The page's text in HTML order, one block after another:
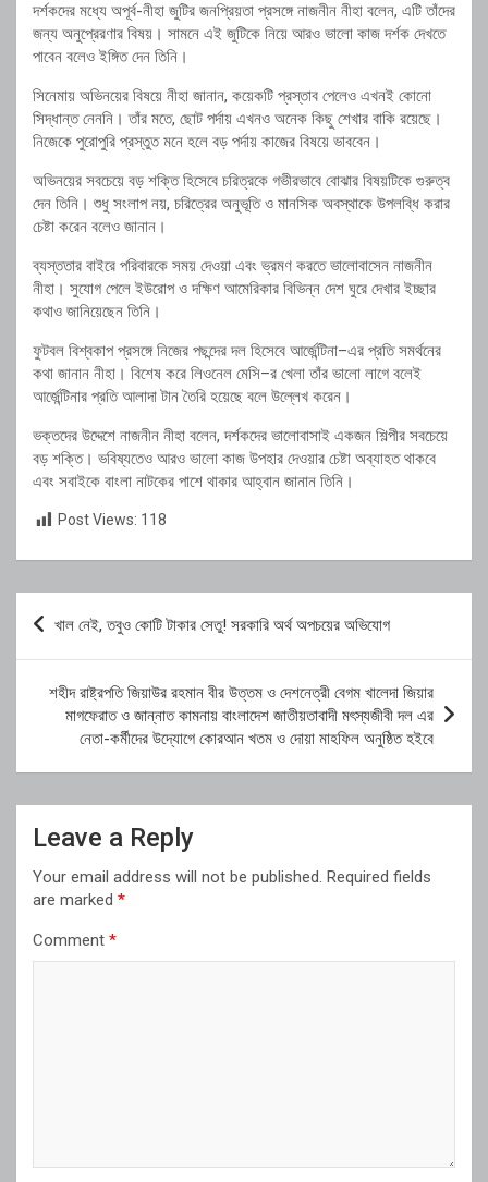
দর্শকদের মধ্যে অপূর্ব-নীহা জুটির জনপ্রিয়তা প্রসঙ্গে নাজনীন নীহা বলেন, এটি তাঁদের
জন্য অনুপ্রেরণার বিষয়। সামনে এই জুটিকে নিয়ে আরও ভালো কাজ দর্শক দেখতে
পাবেন বলেও ইঙ্গিত দেন তিনি।
সিনেমায় অভিনয়ের বিষয়ে নীহা জানান, কয়েকটি প্রস্তাব পেলেও এখনই কোনো
সিদ্ধান্ত নেননি। তাঁর মতে, ছোট পর্দায় এখনও অনেক কিছু শেখার বাকি রয়েছে।
নিজেকে পুরোপুরি প্রস্তুত মনে হলে বড় পর্দায় কাজের বিষয়ে ভাববেন।
অভিনয়ের সবচেয়ে বড় শক্তি হিসেবে চরিত্রকে গভীরভাবে বোঝার বিষয়টিকে গুরুত্ব
দেন তিনি। শুধু সংলাপ নয়, চরিত্রের অনুভূতি ও মানসিক অবস্থাকে উপলব্ধি করার
চেষ্টা করেন বলেও জানান।
ব্যস্ততার বাইরে পরিবারকে সময় দেওয়া এবং ভ্রমণ করতে ভালোবাসেন নাজনীন
নীহা। সুযোগ পেলে ইউরোপ ও দক্ষিণ আমেরিকার বিভিন্ন দেশ ঘুরে দেখার ইচ্ছার
কথাও জানিয়েছেন তিনি।
ফুটবল বিশ্বকাপ প্রসঙ্গে নিজের পছন্দের দল হিসেবে আর্জেন্টিনা–এর প্রতি সমর্থনের
কথা জানান নীহা। বিশেষ করে লিওনেল মেসি–র খেলা তাঁর ভালো লাগে বলেই
আর্জেন্টিনার প্রতি আলাদা টান তৈরি হয়েছে বলে উল্লেখ করেন।
ভক্তদের উদ্দেশে নাজনীন নীহা বলেন, দর্শকদের ভালোবাসাই একজন শিল্পীর সবচেয়ে
বড় শক্তি। ভবিষ্যতেও আরও ভালো কাজ উপহার দেওয়ার চেষ্টা অব্যাহত থাকবে
এবং সবাইকে বাংলা নাটকের পাশে থাকার আহ্বান জানান তিনি।
Post Views: 118
Post
navigation
খাল নেই, তবুও কোটি টাকার সেতু! সরকারি অর্থ অপচয়ের অভিযোগ
শহীদ রাষ্ট্রপতি জিয়াউর রহমান বীর উত্তম ও দেশনেত্রী বেগম খালেদা জিয়ার
মাগফেরাত ও জান্নাত কামনায় বাংলাদেশ জাতীয়তাবাদী মৎস্যজীবী দল এর
নেতা-কর্মীদের উদ্যোগে কোরআন খতম ও দোয়া মাহফিল অনুষ্ঠিত হইবে
Leave a Reply
Your email address will not be published. Required fields
are marked *
Comment *